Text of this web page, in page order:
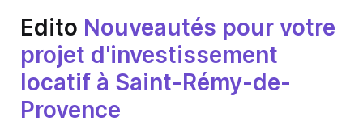
Edito Nouveautés pour votre
projet d'investissement
locatif à Saint-Rémy-de-
Provence